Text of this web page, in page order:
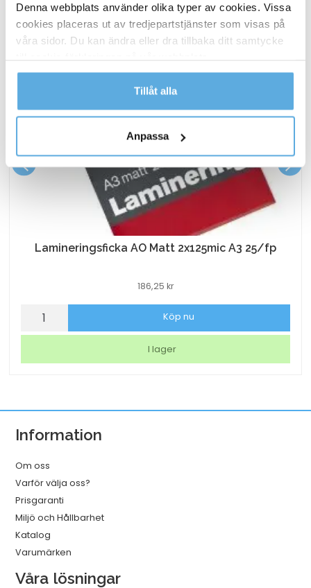
Denna webbplats använder olika typer av cookies. Vissa
cookies placeras ut av tredjepartstjänster som visas på
våra sidor. Du kan ändra eller dra tillbaka ditt samtycke
Läs mer i vår integritetspolicy om vilka vi är, hur du
kontaktar oss och på vilket sätt vi behandlar
Tillåt alla
Anpassa
Lamineringsficka AO Matt 2x125mic A3 25/fp
186,25 kr
Lamineringsficka
2x125mic
mängd
Köp nu
I lager
Information
Om oss
Varför välja oss?
Prisgaranti
Miljö och Hållbarhet
Katalog
Varumärken
Våra lösningar